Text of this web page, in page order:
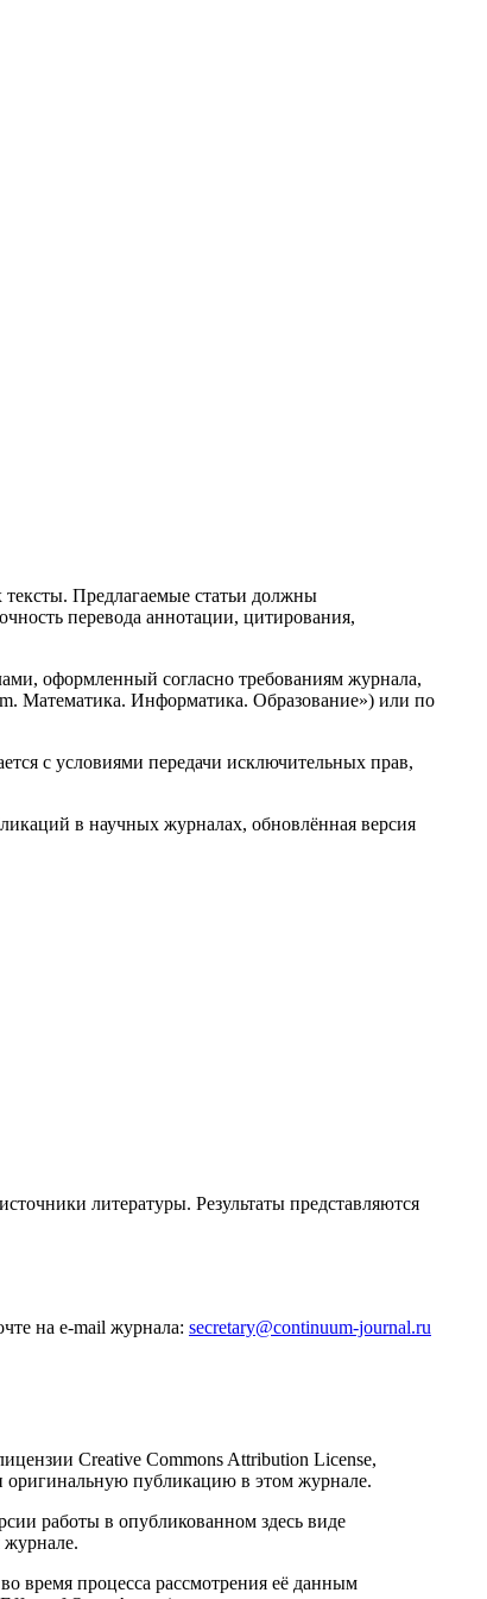
Предлагаемые статьи должны
перевода аннотации, цитирования,
оформленный согласно требованиям журнала,
Математика. Информатика. Образование») или по
с условиями передачи исключительных прав,
в научных журналах, обновлённая версия
литературы. Результаты представляются
на e-mail журнала: secretary@continuum-journal.ru
Creative Commons Attribution License,
оригинальную публикацию в этом журнале.
работы в опубликованном здесь виде
время процесса рассмотрения её данным